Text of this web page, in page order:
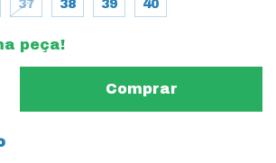
37 38 39 40
peça!